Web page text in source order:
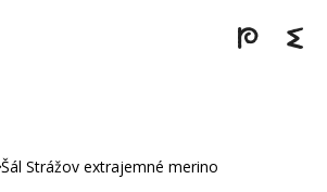
Šál Strážov extrajemné merino